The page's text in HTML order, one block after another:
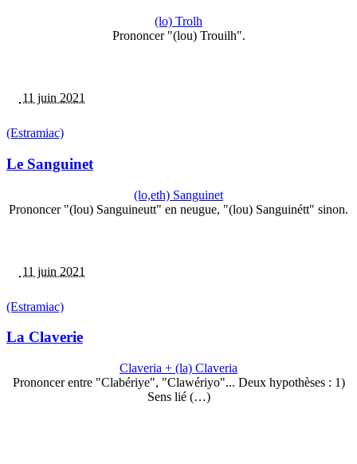
(lo) Trolh
Prononcer "(lou) Trouilh".
11 juin 2021
(Estramiac)
Le Sanguinet
(lo,eth) Sanguinet
Prononcer "(lou) Sanguineutt" en neugue, "(lou) Sanguinétt" sinon.
11 juin 2021
(Estramiac)
La Claverie
Claveria + (la) Claveria
Prononcer entre "Clabériye", "Clawériyo"... Deux hypothèses : 1)
Sens lié (…)